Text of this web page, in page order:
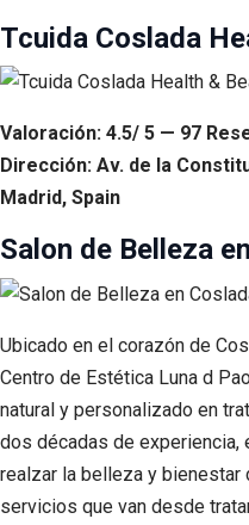
Tcuida Coslada
Valoración: 4.5/ 5 — 97
Dirección: Av. de la
Madrid, Spain
Salon de Belleza
Ubicado en el corazón de
Centro de Estética Luna d
natural y personalizado en
dos décadas de
realzar la belleza y
servicios que van desde